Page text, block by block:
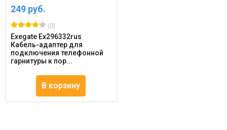
249 руб.
(0)
Exegate Ex296332rus
Кабель-адаптер для
подключения телефонной
гарнитуры к пор...
В корзину